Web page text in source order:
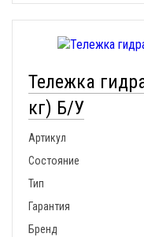
Тележка
кг) Б/У
Артикул
Состояние
Тип
Гарантия
Бренд